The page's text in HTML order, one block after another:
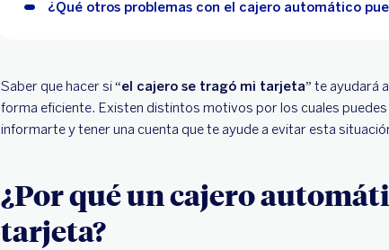
¿Qué otros problemas con el cajero automático
Saber que hacer si “el cajero se tragó mi tarjeta” te ayudará
forma eficiente. Existen distintos motivos por los cuales
informarte y tener una cuenta que te ayude a evitar esta
¿Por qué un cajero
tarjeta?